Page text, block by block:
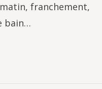
franchement,
bain…